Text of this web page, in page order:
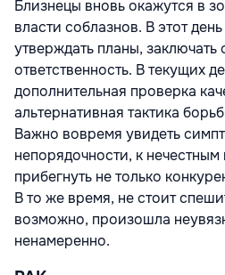
Близнецы вновь окажутся в
власти соблазнов. В этот
утверждать планы, заключать
ответственность. В текущих
дополнительная проверка
альтернативная тактика
Важно вовремя увидеть
непорядочности, к
прибегнуть не только
В то же время, не стоит
возможно, произошла
ненамеренно.